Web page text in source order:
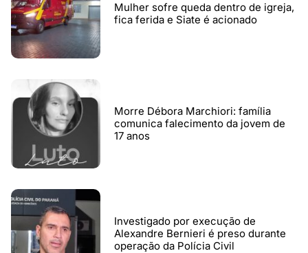
Mulher sofre queda dentro de igreja,
fica ferida e Siate é acionado
Morre Débora Marchiori: família
comunica falecimento da jovem de
17 anos
Investigado por execução de
Alexandre Bernieri é preso durante
operação da Polícia Civil